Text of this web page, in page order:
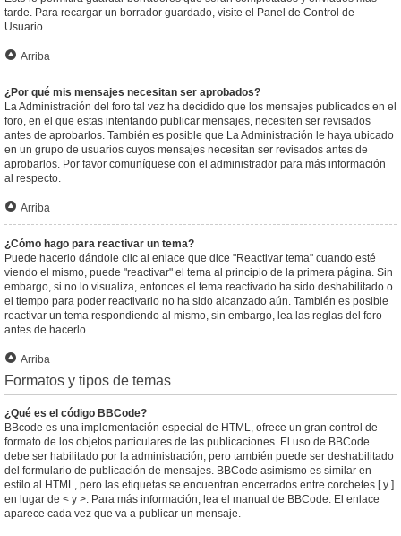
tarde. Para recargar un borrador guardado, visite el Panel de Control de
Usuario.
Arriba
¿Por qué mis mensajes necesitan ser aprobados?
La Administración del foro tal vez ha decidido que los mensajes publicados en el
foro, en el que estas intentando publicar mensajes, necesiten ser revisados
antes de aprobarlos. También es posible que La Administración le haya ubicado
en un grupo de usuarios cuyos mensajes necesitan ser revisados antes de
aprobarlos. Por favor comuníquese con el administrador para más información
al respecto.
Arriba
¿Cómo hago para reactivar un tema?
Puede hacerlo dándole clic al enlace que dice "Reactivar tema" cuando esté
viendo el mismo, puede "reactivar" el tema al principio de la primera página. Sin
embargo, si no lo visualiza, entonces el tema reactivado ha sido deshabilitado o
el tiempo para poder reactivarlo no ha sido alcanzado aún. También es posible
reactivar un tema respondiendo al mismo, sin embargo, lea las reglas del foro
antes de hacerlo.
Arriba
Formatos y tipos de temas
¿Qué es el código BBCode?
BBcode es una implementación especial de HTML, ofrece un gran control de
formato de los objetos particulares de las publicaciones. El uso de BBCode
debe ser habilitado por la administración, pero también puede ser deshabilitado
del formulario de publicación de mensajes. BBCode asimismo es similar en
estilo al HTML, pero las etiquetas se encuentran encerrados entre corchetes [ y ]
en lugar de < y >. Para más información, lea el manual de BBCode. El enlace
aparece cada vez que va a publicar un mensaje.